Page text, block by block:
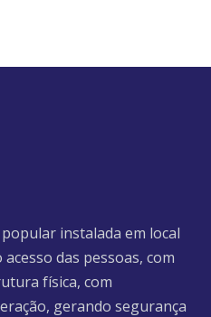
instalada em local
das pessoas, com
física, com
gerando segurança